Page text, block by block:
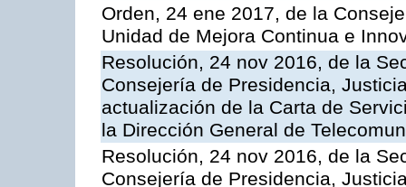
Orden, 24 ene 2017, de la
Unidad de Mejora Continua e
Resolución, 24 nov 2016, de la
Consejería de Presidencia,
actualización de la Carta de
la Dirección General de
Resolución, 24 nov 2016, de la
Consejería de Presidencia,